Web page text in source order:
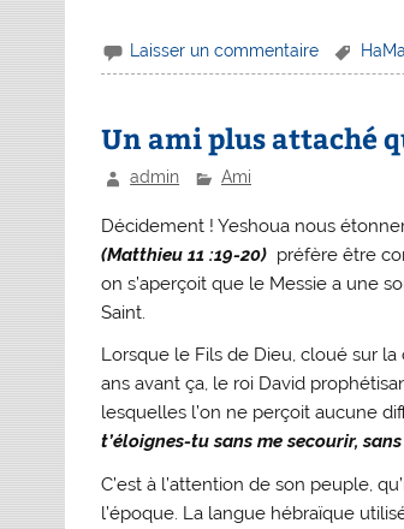
Laisser un commentaire
Un ami plus attaché
admin Ami
Décidement ! Yeshoua nous
(Matthieu 11 :19-20) préfère être
on s’aperçoit que le Messie a une
Saint.
Lorsque le Fils de Dieu, cloué sur
ans avant ça, le roi David
lesquelles l’on ne perçoit aucune
t’éloignes-tu sans me secourir,
C’est à l’attention de son peuple,
l’époque. La langue hébraïque